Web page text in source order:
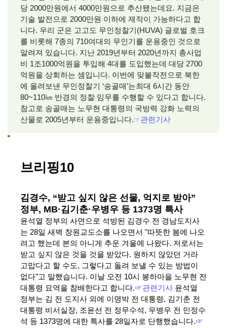
당 2000만원에서 4000만원으로 추산됐는데요. 지금은
기술 발전으로 2000만원 이하에 제작이 가능하다고 합
니다. 우리 군은 고고도 무인정찰기(HUVA) 글로벌 호크
를 비롯해 7종의 710여대의 무인기를 운용중인 것으로
알려져 있습니다. 지난 2019년부터 2020년까지 총사업
비 1조1000억원을 투입해 4대를 도입했는데 대당 2700
억원을 상회하는 셈입니다. 이번에 맞불작전으로 북한
에 올려보낸 무인정찰기 ‘송골매’는최대 6시간 동안
80~110㎞ 반경의 정찰 임무를 수행할 수 있다고 합니다.
참고로 송골매는 노무현 대통령의 국방력 강화 노력의
산물로 2005년부터 운용중입니다.☞관련기사
브리핑10
김경수, “받고 싶지 않은 선물, 억지로 받아”
정부, MB·김기춘·우병우 등 1373명 특사
윤석열 정부의 사면으로 석방된 김경수 전 경남도지사
는 28일 새벽 창원교도소를 나오면서 "따뜻한 봄에 나오
려고 했는데 본의 아니게 추운 겨울에 나왔다. 저로서는
받고 싶지 않은 것을 것을 받았다. 원하지 않았던 거라
고맙다고 할 수도, 그렇다고 돌려 보낼 수 있는 방법이
없다"고 말했습니다. 이날 오전 10시 봉하마을 노무현 전
대통령 묘역을 참배한다고 합니다.☞관련기사 윤석열
정부는 김 전 도지사 외에 이명박 전 대통령, 김기춘 전
대통령 비서실장, 조윤선 전 정무수석, 우병우 전 민정수
석 등 1373명에 대한 특사를 28일자로 단행했습니다.☞